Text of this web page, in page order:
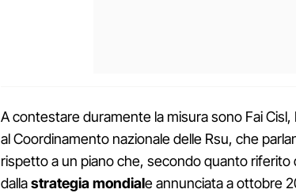
A contestare duramente la misura sono Fai Cisl,
al Coordinamento nazionale delle Rsu, che
rispetto a un piano che, secondo quanto riferito
dallastrategia mondiale annunciata a ottobre